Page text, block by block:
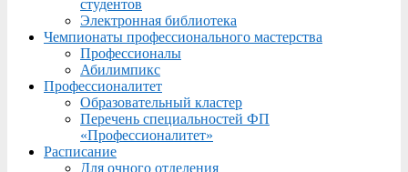
студентов
Электронная библиотека
Чемпионаты профессионального мастерства
Профессионалы
Абилимпикс
Профессионалитет
Образовательный кластер
Перечень специальностей ФП
«Профессионалитет»
Расписание
Для очного отделения